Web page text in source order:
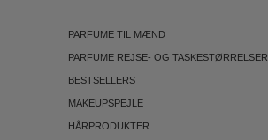
PARFUME TIL MÆND
PARFUME REJSE- OG TASKESTØRRELSER
BESTSELLERS
MAKEUPSPEJLE
HÅRPRODUKTER